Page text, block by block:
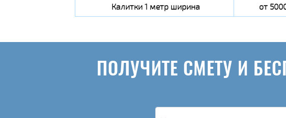
Калитки 1 метр ширина
от
ПОЛУЧИТЕ СМЕТУ И